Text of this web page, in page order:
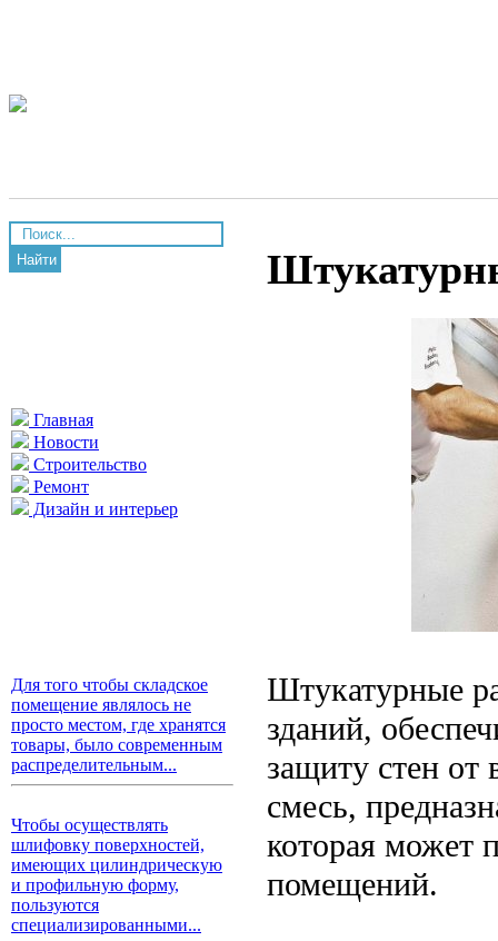
Найти
Главная
Новости
Строительство
Ремонт
Дизайн и интерьер
Для того чтобы складское
помещение являлось не
просто местом, где хранятся
товары, было современным
распределительным...
Чтобы осуществлять
шлифовку поверхностей,
имеющих цилиндрическую
и профильную форму,
пользуются
специализированными...
Штукатурные
зданий,
защиту стен
смесь,
которая может
помещений.